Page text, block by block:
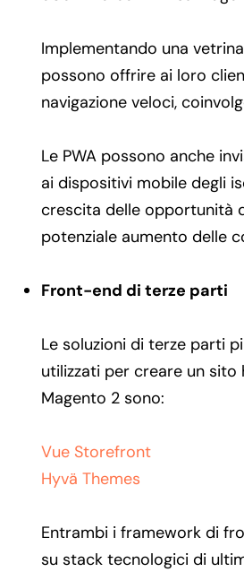
Implementando una
possono offrire ai loro
navigazione veloci,
Le PWA possono anche
ai dispositivi mobile degli
crescita delle opportunità
potenziale aumento delle
Front-end di terze parti
Le soluzioni di terze parti
utilizzati per creare un sito
Magento 2 sono:
Vue Storefront
Hyvä Themes
Entrambi i framework di
su stack tecnologici di